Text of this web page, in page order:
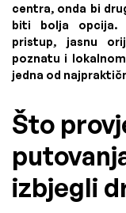
centra, onda bi
biti bolja opcija.
pristup, jasnu
poznatu i
jedna od
Što
izbjegli